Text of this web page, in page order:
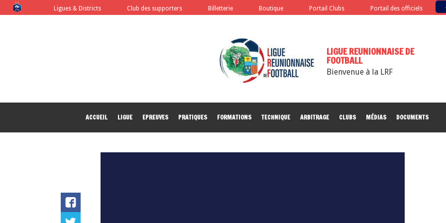
Ligues & Districts Club des supporters Billetterie Boutique Portail Clubs Portail des officiels
LIGUE REUNIONNAISE DE
FOOTBALL
Bienvenue à la LRF
ACCUEIL LIGUE EPREUVES PRATIQUES FORMATIONS TECHNIQUE ARBITRAGE CLUBS MÉDIAS DOCUMENTS